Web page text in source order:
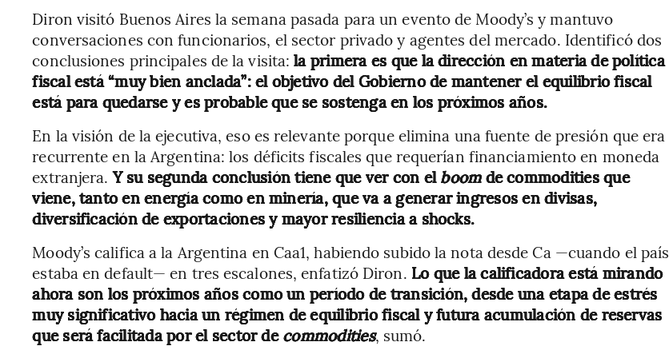
Diron visitó Buenos Aires la semana pasada para un evento de Moody’s y mantuvo
conversaciones con funcionarios, el sector privado y agentes del mercado. Identificó dos
conclusiones principales de la visita:la primera es que la dirección en materia de política
fiscal está “muy bien anclada”: el objetivo del Gobierno de mantener el equilibrio fiscal
está para quedarse y es probable que se sostenga en los próximos años.
En la visión de la ejecutiva, eso es relevante porque elimina una fuente de presión que era
recurrente en la Argentina: los déficits fiscales que requerían financiamiento en moneda
extranjera.Y su segunda conclusión tiene que ver con elboomde commodities que
viene, tanto en energía como en minería, que va a generar ingresos en divisas,
diversificación de exportaciones y mayor resiliencia a shocks.
Moody’s califica a la Argentina en Caa1, habiendo subido la nota desde Ca —cuando el país
estaba en default— en tres escalones, enfatizó Diron. Lo que la calificadora está mirando
ahora son los próximos años como un período de transición, desde una etapa de estrés
muy significativo hacia un régimen de equilibrio fiscal y futura acumulación de reservas
que será facilitada por el sector decommodities, sumó.